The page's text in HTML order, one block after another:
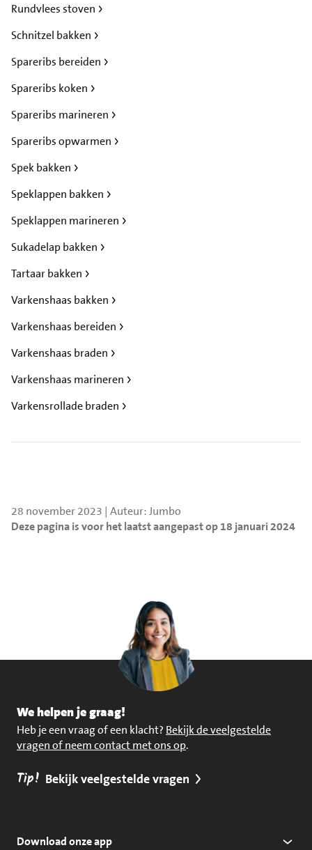
Rundvlees stoven
Schnitzel bakken
Spareribs bereiden
Spareribs koken
Spareribs marineren
Spareribs opwarmen
Spek bakken
Speklappen bakken
Speklappen marineren
Sukadelap bakken
Tartaar bakken
Varkenshaas bakken
Varkenshaas bereiden
Varkenshaas braden
Varkenshaas marineren
Varkensrollade braden
28 november 2023 | Auteur: Jumbo
Deze pagina is voor het laatst aangepast op 18 januari 2024
We helpen je graag!
Heb je een vraag of een klacht? Bekijk de veelgestelde
vragen of neem contact met ons op.
Tip! Bekijk veelgestelde vragen
Download onze app